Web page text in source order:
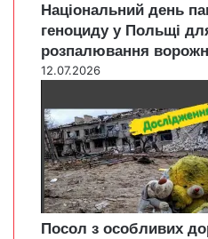
Національний день
геноциду у Польщі
розпалювання
12.07.2026
Посол з особливих